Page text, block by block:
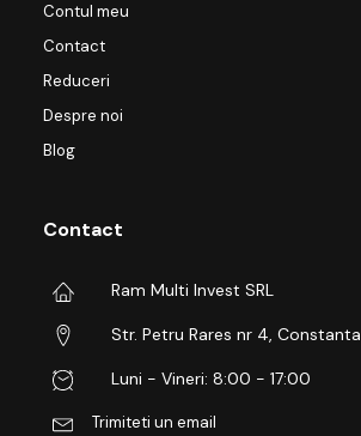
Contul meu
Contact
Reduceri
Despre noi
Blog
Contact
Ram Multi Invest SRL
Str. Petru Rares nr 4, Constanta
Luni - Vineri: 8:00 - 17:00
Trimiteti un email